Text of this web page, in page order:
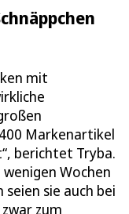
mit
Markenartikel
berichtet Tryba.
Wochen
seien sie auch bei
zum